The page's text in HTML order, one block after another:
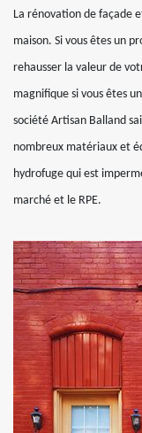
La rénovation de façade
maison. Si vous êtes un
rehausser la valeur de
magnifique si vous êtes
société Artisan Balland
nombreux matériaux et
hydrofuge qui est
marché et le RPE.